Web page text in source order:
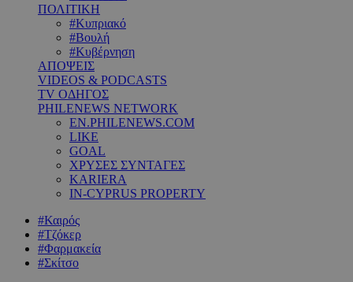
ΠΟΛΙΤΙΚΗ
#Κυπριακό
#Βουλή
#Κυβέρνηση
ΑΠΟΨΕΙΣ
VIDEOS & PODCASTS
TV ΟΔΗΓΟΣ
PHILENEWS NETWORK
EN.PHILENEWS.COM
LIKE
GOAL
ΧΡΥΣΕΣ ΣΥΝΤΑΓΕΣ
KARIERA
IN-CYPRUS PROPERTY
#Καιρός
#Τζόκερ
#Φαρμακεία
#Σκίτσο